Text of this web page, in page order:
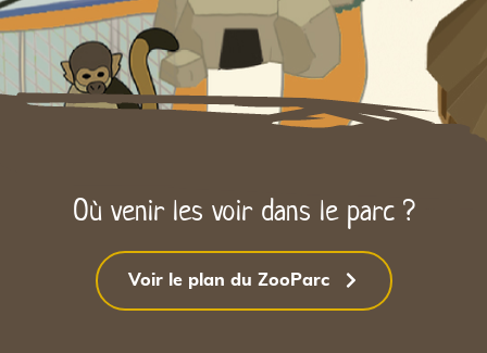
Où venir les voir dans le parc ?
Voir le plan du ZooParc